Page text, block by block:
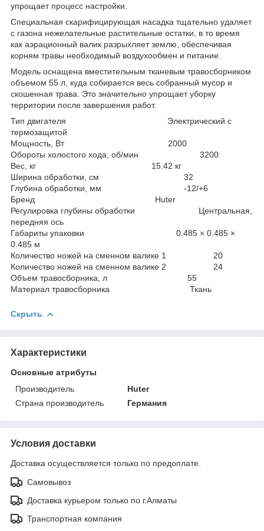
упрощает процесс настройки.
Специальная скарифицирующая насадка тщательно удаляет
с газона нежелательные растительные остатки, в то время
как аэрационный валик разрыхляет землю, обеспечивая
корням травы необходимый воздухообмен и питание.
Модель оснащена вместительным тканевым травосборником
объемом 55 л, куда собирается весь собранный мусор и
скошенная трава. Это значительно упрощает уборку
территории после завершения работ.
Тип двигателя Электрический с
термозащитой
Мощность, Вт 2000
Обороты холостого хода, об/мин 3200
Вес, кг 15.42 кг
Ширина обработки, см 32
Глубина обработки, мм -12/+6
Бренд Huter
Регулировка глубины обработки Центральная,
передняя ось
Габариты упаковки 0.485 × 0.485 ×
0.485 м
Количество ножей на сменном валике 1 20
Количество ножей на сменном валике 2 24
Объем травосборника, л 55
Материал травосборника Ткань
Скрыть
Характеристики
Основные атрибуты
Производитель
Huter
Страна производитель
Германия
Условия доставки
Доставка осуществляется только по предоплате.
Самовывоз
Доставка курьером только по г.Алматы
Транспортная компания